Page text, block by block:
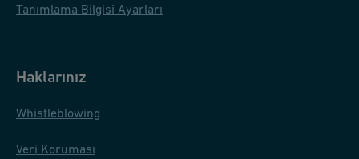
Tanımlama Bilgisi Ayarları
Haklarınız
Whistleblowing
Veri Koruması